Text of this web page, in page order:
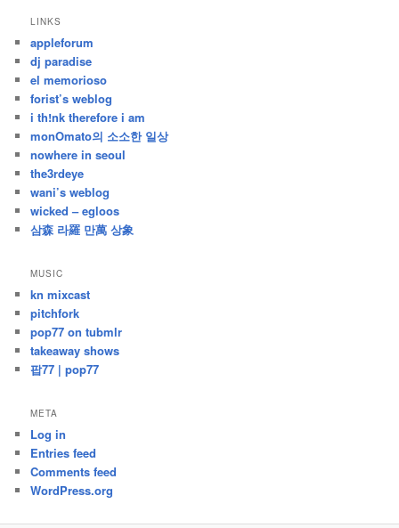
난
글
LINKS
appleforum
dj paradise
el memorioso
forist’s weblog
i th!nk therefore i am
monOmato의 소소한 일상
nowhere in seoul
the3rdeye
wani’s weblog
wicked – egloos
삼森 라羅 만萬 상象
MUSIC
kn mixcast
pitchfork
pop77 on tubmlr
takeaway shows
팝77 | pop77
META
Log in
Entries feed
Comments feed
WordPress.org